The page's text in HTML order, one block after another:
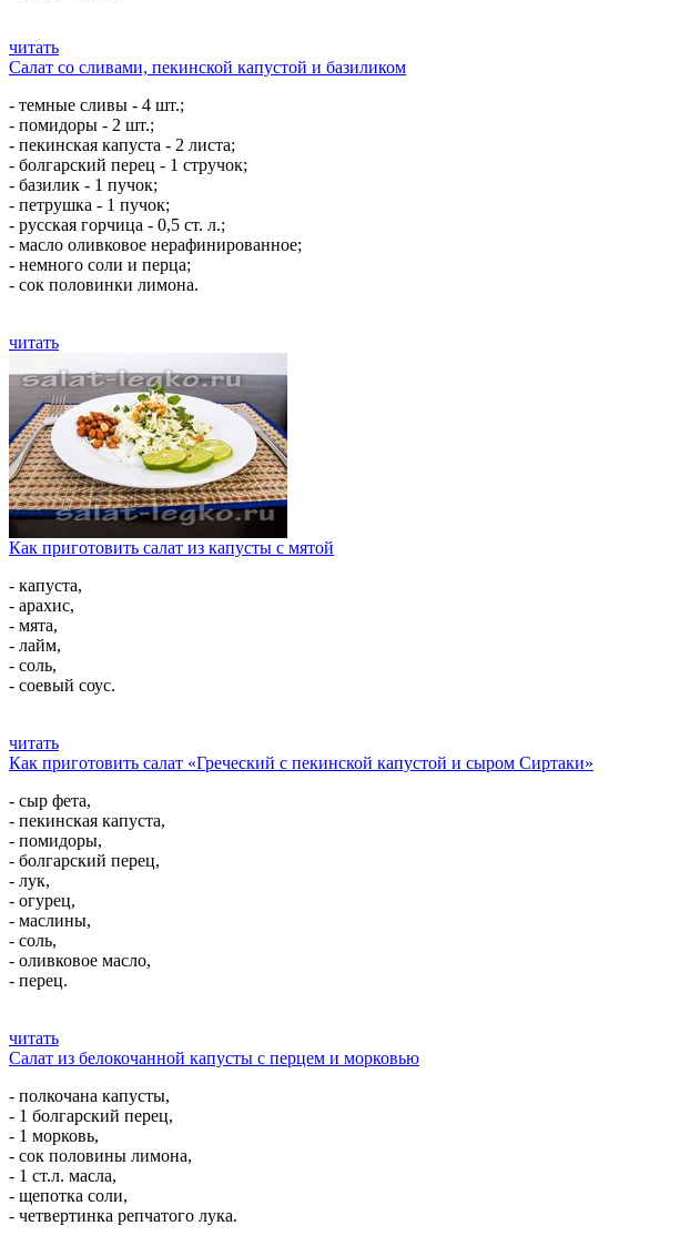
читать
Салат со сливами, пекинской капустой и базиликом
- темные сливы - 4 шт.;
- помидоры - 2 шт.;
- пекинская капуста - 2 листа;
- болгарский перец - 1 стручок;
- базилик - 1 пучок;
- петрушка - 1 пучок;
- русская горчица - 0,5 ст. л.;
- масло оливковое нерафинированное;
- немного соли и перца;
- сок половинки лимона.
читать
Как приготовить салат из капусты с мятой
- капуста,
- арахис,
- мята,
- лайм,
- соль,
- соевый соус.
читать
Как приготовить салат «Греческий с пекинской капустой и сыром Сиртаки»
- сыр фета,
- пекинская капуста,
- помидоры,
- болгарский перец,
- лук,
- огурец,
- маслины,
- соль,
- оливковое масло,
- перец.
читать
Салат из белокочанной капусты с перцем и морковью
- полкочана капусты,
- 1 болгарский перец,
- 1 морковь,
- сок половины лимона,
- 1 ст.л. масла,
- щепотка соли,
- четвертинка репчатого лука.